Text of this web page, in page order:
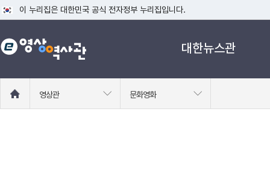
이 누리집은 대한민국 공식 전자정부 누리집입니다.
공식 누리집 주소 확인하기
go.kr 주소를 사용하는 누리집은 대한민국 정부기관이 관리하는 누리집입니
대한뉴스관
로
영상관 문화영화